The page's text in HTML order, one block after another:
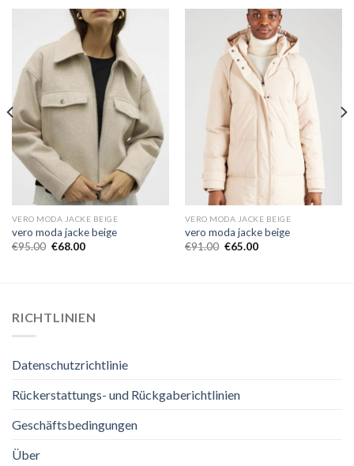
VERO MODA JACKE BEIGE
vero moda jacke beige
€95.00 €68.00
VERO MODA JACKE BEIGE
vero moda jacke beige
€91.00 €65.00
RICHTLINIEN
Datenschutzrichtlinie
Rückerstattungs- und Rückgaberichtlinien
Geschäftsbedingungen
Über